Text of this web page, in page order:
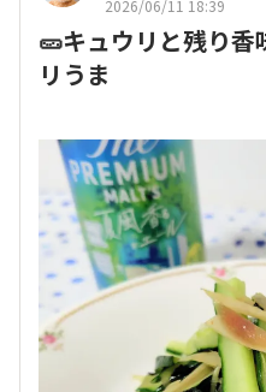
2026/06/11 18:39
🥒キュウリと残り
リうま